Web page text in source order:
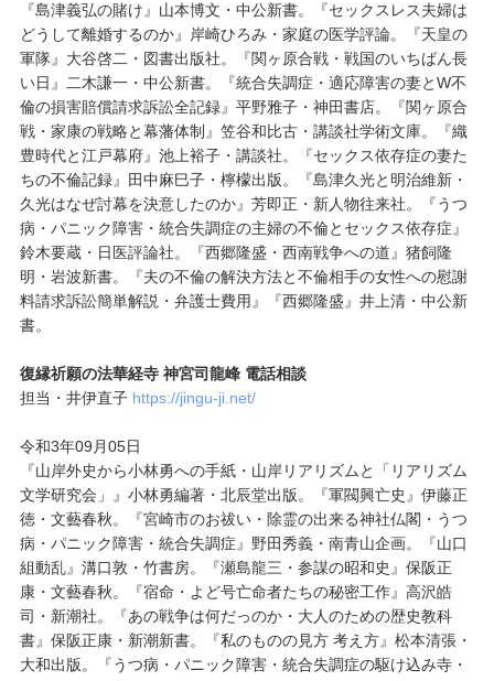
『島津義弘の賭け』山本博文・中公新書。『セックスレス夫婦は
どうして離婚するのか』岸崎ひろみ・家庭の医学評論。『天皇の
軍隊』大谷啓二・図書出版社。『関ヶ原合戦・戦国のいちばん長
い日』二木謙一・中公新書。『統合失調症・適応障害の妻とW不
倫の損害賠償請求訴訟全記録』平野雅子・神田書店。『関ヶ原合
戦・家康の戦略と幕藩体制』笠谷和比古・講談社学術文庫。『織
豊時代と江戸幕府』池上裕子・講談社。『セックス依存症の妻た
ちの不倫記録』田中麻巳子・檸檬出版。『島津久光と明治維新・
久光はなぜ討幕を決意したのか』芳即正・新人物往来社。『うつ
病・パニック障害・統合失調症の主婦の不倫とセックス依存症』
鈴木要蔵・日医評論社。『西郷隆盛・西南戦争への道』猪飼隆
明・岩波新書。『夫の不倫の解決方法と不倫相手の女性への慰謝
料請求訴訟簡単解説・弁護士費用』『西郷隆盛』井上清・中公新
書。
復縁祈願の法華経寺 神宮司龍峰 電話相談
担当・井伊直子 https://jingu-ji.net/
令和3年09月05日
『山岸外史から小林勇への手紙・山岸リアリズムと「リアリズム
文学研究会」』小林勇編著・北辰堂出版。『軍閥興亡史』伊藤正
徳・文藝春秋。『宮崎市のお祓い・除霊の出来る神社仏閣・うつ
病・パニック障害・統合失調症』野田秀義・南青山企画。『山口
組動乱』溝口敦・竹書房。『瀬島龍三・参謀の昭和史』保阪正
康・文藝春秋。『宿命・よど号亡命者たちの秘密工作』高沢皓
司・新潮社。『あの戦争は何だっのか・大人のための歴史教科
書』保阪正康・新潮新書。『私のものの見方 考え方』松本清張・
大和出版。『うつ病・パニック障害・統合失調症の駆け込み寺・